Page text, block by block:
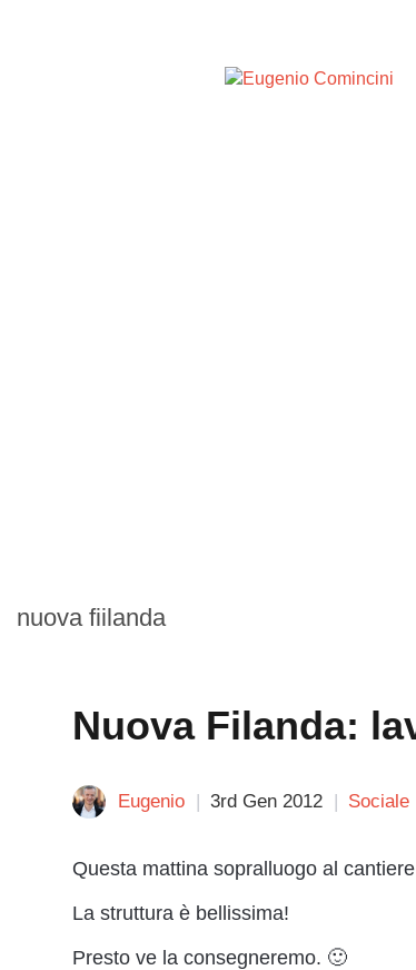
nuova fiilanda
Nuova Filanda:
Eugenio 3rd Gen 2012 Sociale
Questa mattina sopralluogo al
La struttura è bellissima!
Presto ve la consegneremo. 🙂